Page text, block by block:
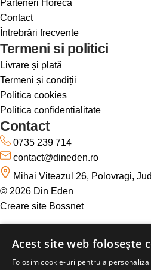
Parteneri Horeca
Contact
Întrebrări frecvente
Termeni si politici
Livrare și plată
Termeni și condiții
Politica cookies
Politica confidentialitate
Contact
0735 239 714
contact@dineden.ro
Mihai Viteazul 26, Polovragi,
© 2026 Din Eden
Creare site Bossnet
Acest site web folosește
Folosim cookie-uri pentru a